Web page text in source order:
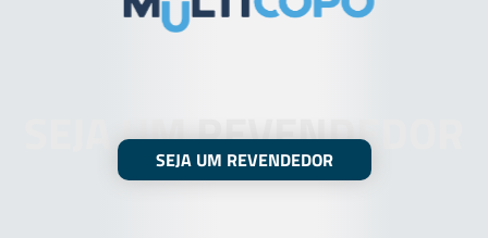
SEJA UM REVENDEDOR
SEJA UM REVENDEDOR